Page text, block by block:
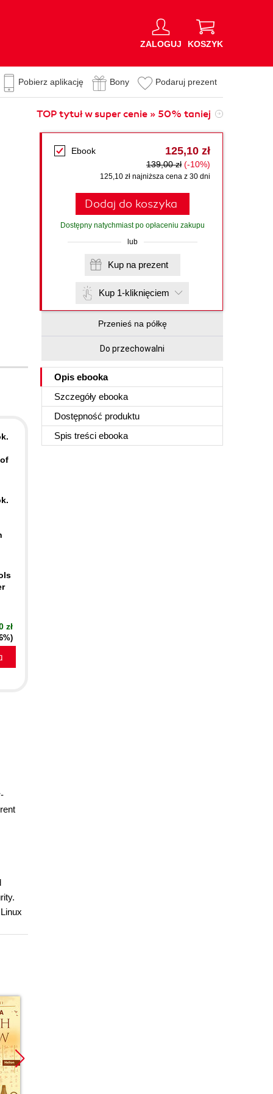
ZALOGUJ KOSZYK
Pobierz aplikację Bony Podaruj prezent
TOP tytuł w super cenie » 50% taniej
Ebook 125,10 zł
139,00 zł (-10%)
125,10 zł najniższa cena z 30 dni
Dodaj do koszyka
Dostępny natychmiast po opłaceniu zakupu
lub
Kup na prezent
Kup 1-kliknięciem
Przenieś na półkę
Do przechowalni
Opis ebooka
Szczegóły ebooka
Dostępność produktu
Spis treści ebooka
zł